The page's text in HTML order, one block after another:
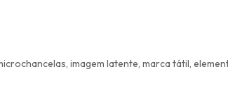
imagem latente, marca tátil,